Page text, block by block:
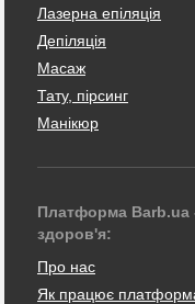
Лазерна епіляція
Депіляція
Масаж
Тату, пірсинг
Манікюр
Платформа Barb.ua
здоров'я:
Про нас
Як працює